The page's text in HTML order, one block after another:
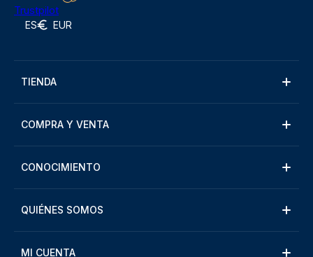
Trustpilot
ES EUR
TIENDA
COMPRA Y VENTA
CONOCIMIENTO
QUIÉNES SOMOS
MI CUENTA